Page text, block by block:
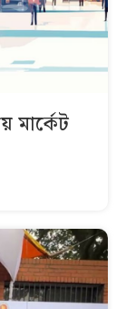
মার্কেট